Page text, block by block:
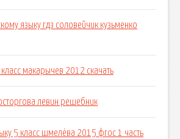
языку гдз соловейчик кузьменко
макарычев 2012 скачать
левин решебник
5 класс шмелёва 2015 фгос 1 часть